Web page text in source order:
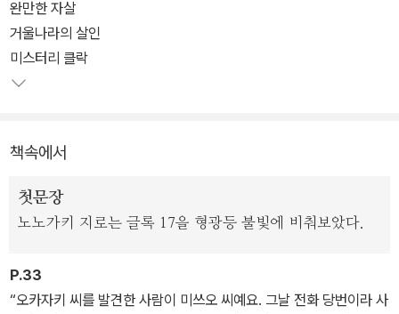
풀이에 중점을 둔 본격 추리소설인 동시에, <유리망치>의 뒤를 이어
에노모토 케이와 아오토 준코의 환상적인 케미를 경험할 수 있는 작
품이다. 그는 이번 작품에서도 추리소설 작가들에게 가장 큰 벽이자
난제인 '밀실트릭'에 도전했다.
독자들을 위해 기시 유스케가 마련한 본격 추리소설의 종합선물세트
코가 밀실살인의 수수께끼를 풀어나가는 '방범탐정 에노모토 시리
즈'로, '완만한 자살', '거울나라의 살인'은 이미 일본에서 드라마로도
폭력조직 사무실, 미술관 전시실, 인적 드문 산장, 바다 위 보트 등 주
완만한 자살
거울나라의 살인
미스터리 클락
책속에서
첫문장
노노가키 지로는 글록 17을 형광등 불빛에 비춰보았다.
P.33
“오카자키 씨를 발견한 사람이 미쓰오 씨예요. 그날 전화 당번이라 사